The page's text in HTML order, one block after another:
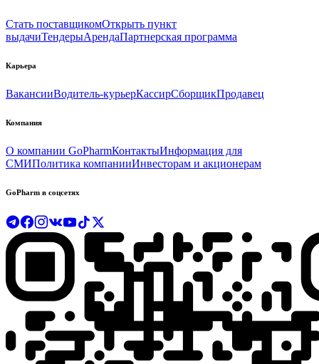
Стать поставщикомОткрыть пункт
выдачиТендерыАрендаПартнерская программа
Карьера
ВакансииВодитель-курьерКассирСборщикПродавец
Компания
О компании GoPharmКонтактыИнформация для
СМИПолитика компанииИнвесторам и акционерам
GoPharm в соцсетях